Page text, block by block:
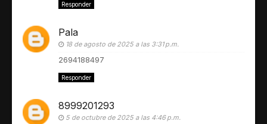
Responder
Pala
18 de agosto de 2025 a las 3:31 p.m.
2694188497
Responder
8999201293
5 de octubre de 2025 a las 4:46 p.m.